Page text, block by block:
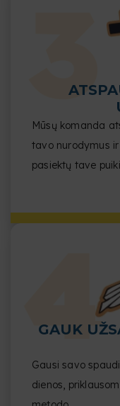
Mūsų komanda
tavo nurodymus
pasiektų tave
GAUK
Gausi savo
dienos,